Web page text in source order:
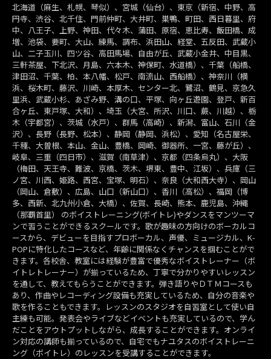
北海道（麻生、札幌、琴似）、宮城（仙台）、東京（新宿、中野、高
円寺、渋谷、北千住、門前仲町、大井町、巣鴨、町田、西日暮里、府
中、八王子、上野、神田、代々木、蒲田、原宿、恵比寿、飯田橋、成
増、池袋、要町、大山、練馬、調布、浜田山、経堂、五反田、武蔵小
山、二子玉川、四ツ谷、高田馬場、自由が丘、武蔵小金井、中目黒、
三軒茶屋、下北沢、月島、六本木、神保町、水道橋）、千葉（船橋、
津田沼、千葉、柏、本八幡、松戸、南流山、西船橋）、神奈川（横
浜、桜木町、藤沢、川崎、本厚木、センター北、鷺沼、鶴見、京急久
里浜、武蔵小杉、あざみ野、溝の口、平塚、向ヶ丘遊園、登戸、新百
合ヶ丘、東戸塚、大和）、埼玉（大宮、所沢、川口、蕨、川越）、栃
木（宇都宮）、茨城（水戸）、群馬（高崎）、新潟、富山、石川（金
沢）、長野（長野、松本）、静岡（静岡、浜松）、愛知（名古屋栄、
千種、大曽根、本山、金山、豊橋、岡崎、御器所、一宮、藤が丘）、
岐阜、三重（四日市）、滋賀（南草津）、京都（四条烏丸）、大阪
（梅田、天王寺、難波、京橋、茨木、堺東、豊中、江坂）、兵庫（三
ノ宮、川西、姫路、西宮、宝塚、明石）、奈良（大和西大寺）、岡山
（岡山、倉敷）、広島、山口（新山口）、香川（高松）、福岡（博
多、西新、北九州小倉、大橋）、佐賀、長崎、熊本、鹿児島、沖縄
（那覇首里） のボイストレーニング(ボイトレ)やダンスをマンツーマ
ンで習うことができるスクールです。歌が趣味の方向けのボーカルコ
ースから、デビューを目指すプロボーカル、声優、ミュージカル、K-
POPに特化したコースなど、年齢に関係なくチャンスを掴むことがで
きます。各校舎、教室には経験が豊富で優秀なボイストレーナー（ボ
イトレトレーナー）が揃っているため、丁寧で分かりやすいレッスン
を通して、教えてもらうことができます。弾き語りやＤＴＭコースも
あり、作曲やレコーディング設備も充実しているため、自分の音楽や
歌を作ることもできます。レッスンのスタジオを自習室として使い自
主練も可能。発表会やライブなどイベントも充実しているので、学ん
だことをアウトプットしながら、成長することができます。オンライ
ン対応の講師も揃っているので、自宅でもナユタスのボイストレーニ
ング（ボイトレ）のレッスンを受講することができます。